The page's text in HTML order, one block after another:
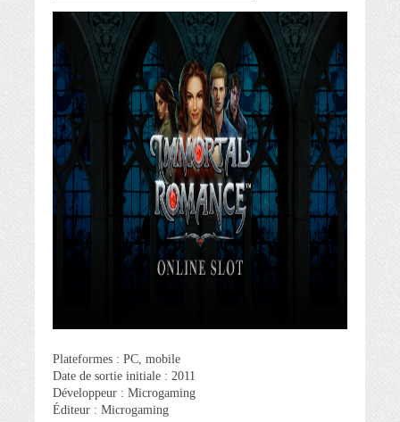
Plateformes : PC, mobile
Date de sortie initiale : 2011
Développeur : Microgaming
Éditeur : Microgaming